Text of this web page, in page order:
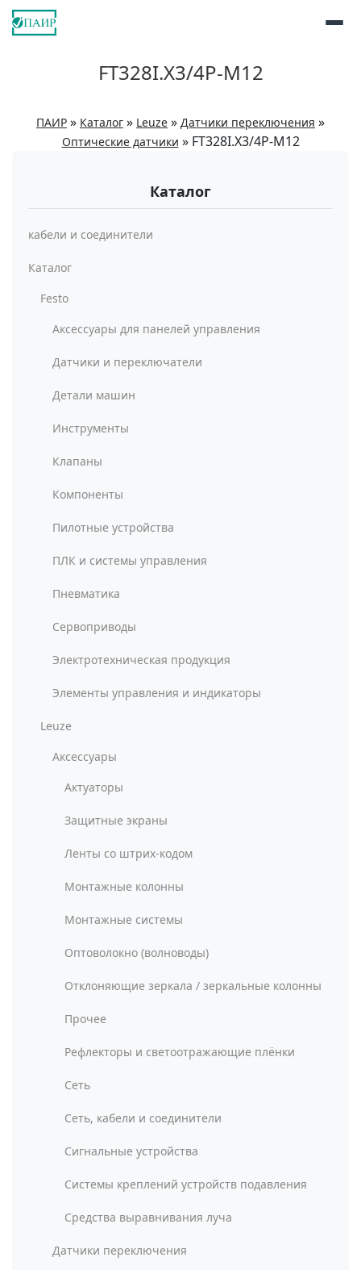
FT328I.X3/4P-M12
ПАИР » Каталог » Leuze » Датчики переключения »
Оптические датчики » FT328I.X3/4P-M12
Каталог
кабели и соединители
Каталог
Festo
Аксессуары для панелей управления
Датчики и переключатели
Детали машин
Инструменты
Клапаны
Компоненты
Пилотные устройства
ПЛК и системы управления
Пневматика
Сервоприводы
Электротехническая продукция
Элементы управления и индикаторы
Leuze
Аксессуары
Актуаторы
Защитные экраны
Ленты со штрих-кодом
Монтажные колонны
Монтажные системы
Оптоволокно (волноводы)
Отклоняющие зеркала / зеркальные колонны
Прочее
Рефлекторы и светоотражающие плёнки
Сеть
Сеть, кабели и соединители
Сигнальные устройства
Системы креплений устройств подавления
Средства выравнивания луча
Датчики переключения